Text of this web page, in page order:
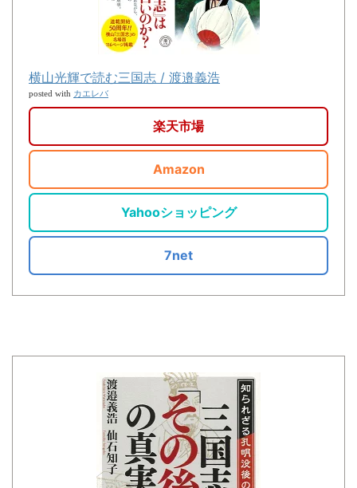
横山光輝で読む三国志 / 渡邉義浩
posted with カエレバ
楽天市場
Amazon
Yahooショッピング
7net